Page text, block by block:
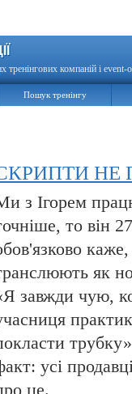
тренінгових компаній і event-
Пошук тренінгу
НЕ
з Ігорем
то він
як
завжди чую,
усі
це.